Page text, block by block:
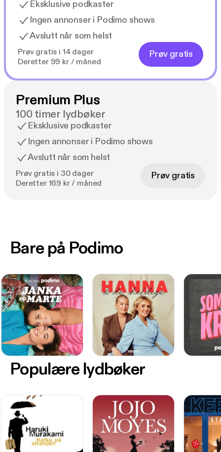
Eksklusive podkaster
Ingen annonser i Podimo shows
Avslutt når som helst
Prøv gratis i 14 dager
Deretter 99 kr / måned
Prøv gratis
Premium Plus
100 timer lydbøker
Eksklusive podkaster
Ingen annonser i Podimo shows
Avslutt når som helst
Prøv gratis i 30 dager
Deretter 169 kr / måned
Prøv gratis
Bare på Podimo
Populære lydbøker